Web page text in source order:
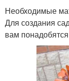
Необходимые
Для создания
вам